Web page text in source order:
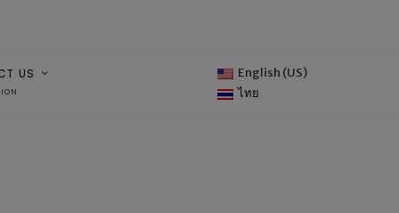
US
English (US)
ไทย